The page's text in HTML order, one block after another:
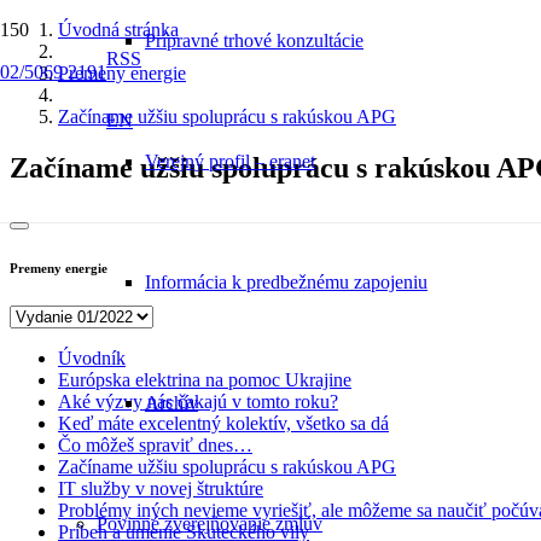
02/5069 2191
RSS
EN
Prípravné trhové konzultácie
Verejný profil – eranet
Informácia k predbežnému zapojeniu
Archív
Povinné zverejňovanie zmlúv
Úvodná stránka
Premeny energie
Začíname užšiu spoluprácu s rakúskou APG
Začíname užšiu spoluprácu s rakúskou
Premeny energie
Úvodník
Európska elektrina na pomoc Ukrajine
Aké výzvy nás čakajú v tomto roku?
Keď máte excelentný kolektív, všetko sa dá
Čo môžeš spraviť dnes…
Začíname užšiu spoluprácu s rakúskou APG
IT služby v novej štruktúre
Problémy iných nevieme vyriešiť, ale môžeme sa naučiť
Príbeh a umenie Skuteckého vily